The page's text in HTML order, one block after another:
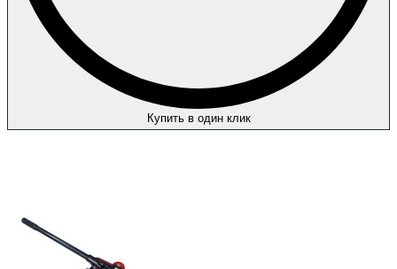
Купить в один клик